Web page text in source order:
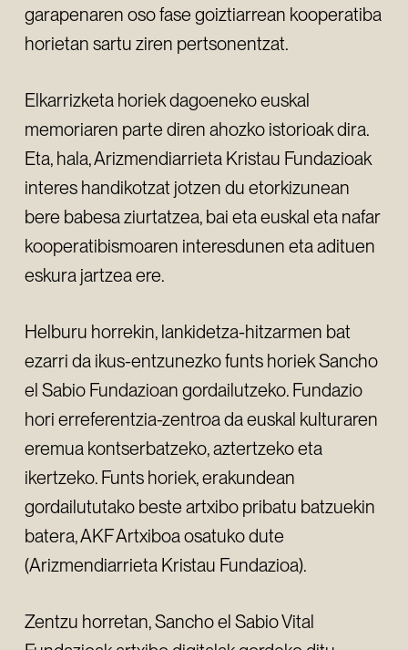
garapenaren oso fase goiztiarrean kooperatiba
horietan sartu ziren pertsonentzat.
Elkarrizketa horiek dagoeneko euskal
memoriaren parte diren ahozko istorioak dira.
Eta, hala, Arizmendiarrieta Kristau Fundazioak
interes handikotzat jotzen du etorkizunean
bere babesa ziurtatzea, bai eta euskal eta nafar
kooperatibismoaren interesdunen eta adituen
eskura jartzea ere.
Helburu horrekin, lankidetza-hitzarmen bat
ezarri da ikus-entzunezko funts horiek Sancho
el Sabio Fundazioan gordailutzeko. Fundazio
hori erreferentzia-zentroa da euskal kulturaren
eremua kontserbatzeko, aztertzeko eta
ikertzeko. Funts horiek, erakundean
gordailututako beste artxibo pribatu batzuekin
batera, AKF Artxiboa osatuko dute
(Arizmendiarrieta Kristau Fundazioa).
Zentzu horretan, Sancho el Sabio Vital